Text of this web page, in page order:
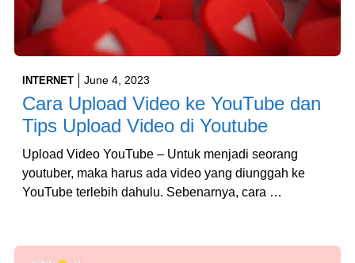
INTERNET June 4, 2023
Cara Upload Video ke YouTube dan
Tips Upload Video di Youtube
Upload Video YouTube – Untuk menjadi seorang
youtuber, maka harus ada video yang diunggah ke
YouTube terlebih dahulu. Sebenarnya, cara …